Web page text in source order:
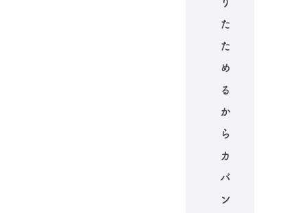
た
た
め
る
か
ら
カ
バ
ン